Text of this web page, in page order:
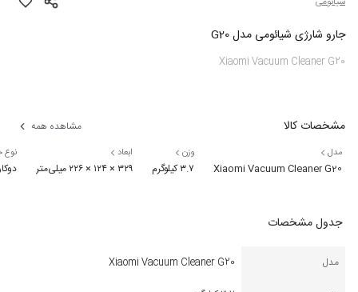
جارو شارژی شیائومی مدل G20
Xiaomi Vacuum Cleaner G20
مشخصات کالا مشاهده همه
مدل
Xiaomi Vacuum Cleaner G20
وزن
۳.۷ کیلوگرم
ابعاد
۳۲۹ × ۱۲۴ × ۲۲۶ میلی‌متر
نوع
جدول مشخصات
مدل
Xiaomi Vacuum Cleaner G20